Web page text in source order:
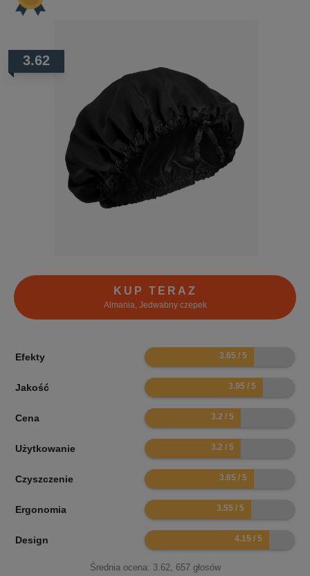
3.62
KUP TERAZ
Almania, Jedwabny czepek
Efekty 7.3
Jakość 7.9
Cena 6.4
Użytkowanie 6.4
Czyszczenie 7.3
Ergonomia 7.1
Design 8.3
Średnia ocena: 3.62, 657głosów